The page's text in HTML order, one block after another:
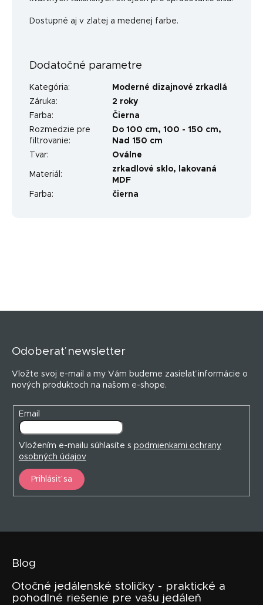
Dostupné aj v zlatej a medenej farbe.
Dodatočné parametre
Kategória:
Moderné dizajnové zrkadlá
Záruka:
2 roky
Farba:
Čierna
Rozmedzie pre
filtrovanie:
Do 100 cm, 100 - 150 cm,
Nad 150 cm
Tvar: Oválne
Materiál :
zrkadlové sklo, lakovaná
MDF
Farba: čierna
Odoberať newsletter
Vložte svoj e-mail a my Vám budeme zasielať informácie o
nových produktoch na našom e-shope.
Email
Vložením e-mailu súhlasíte s podmienkami ochrany
osobných údajov
Prihlásiť sa
Blog
Otočné jedálenské stoličky - praktické a
pohodlné riešenie pre vašu jedáleň